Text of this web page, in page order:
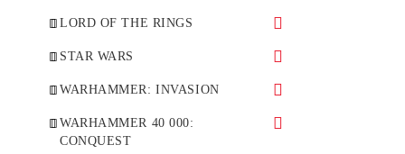
Defenders of the North
AGOT LCG CYCLE 5 -
AGOT LCG CYCLE 6 - Secrets
CoC LCG - Deluxe Expansion
LORD OF THE RINGS
LOTR LCG 7 - Haradrim
STAR WARS
STAR WARS LCG - Deluxe
STAR WARS LCG 1 - The Hoth
WARHAMMER: INVASION
WI LCG 1 - The Corruption
Cycle
WARHAMMER 40 000:
CONQUEST